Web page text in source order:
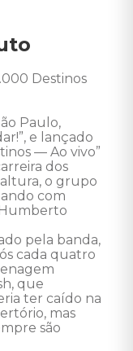
Destinos
Paulo,
e lançado
— Ao vivo”
dos
o grupo
com
pela banda,
cada quatro
que
ter caído na
mas
são